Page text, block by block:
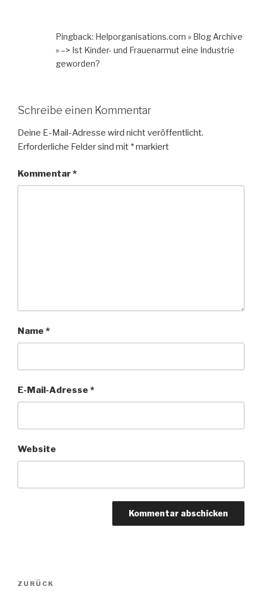
Pingback: Helporganisations.com » Blog Archive
» –> Ist Kinder- und Frauenarmut eine Industrie
geworden?
Schreibe einen Kommentar
Deine E-Mail-Adresse wird nicht veröffentlicht.
Erforderliche Felder sind mit *markiert
Kommentar*
Name *
E-Mail-Adresse *
Website
Beitragsnavigation
Vorheriger
ZURÜCK